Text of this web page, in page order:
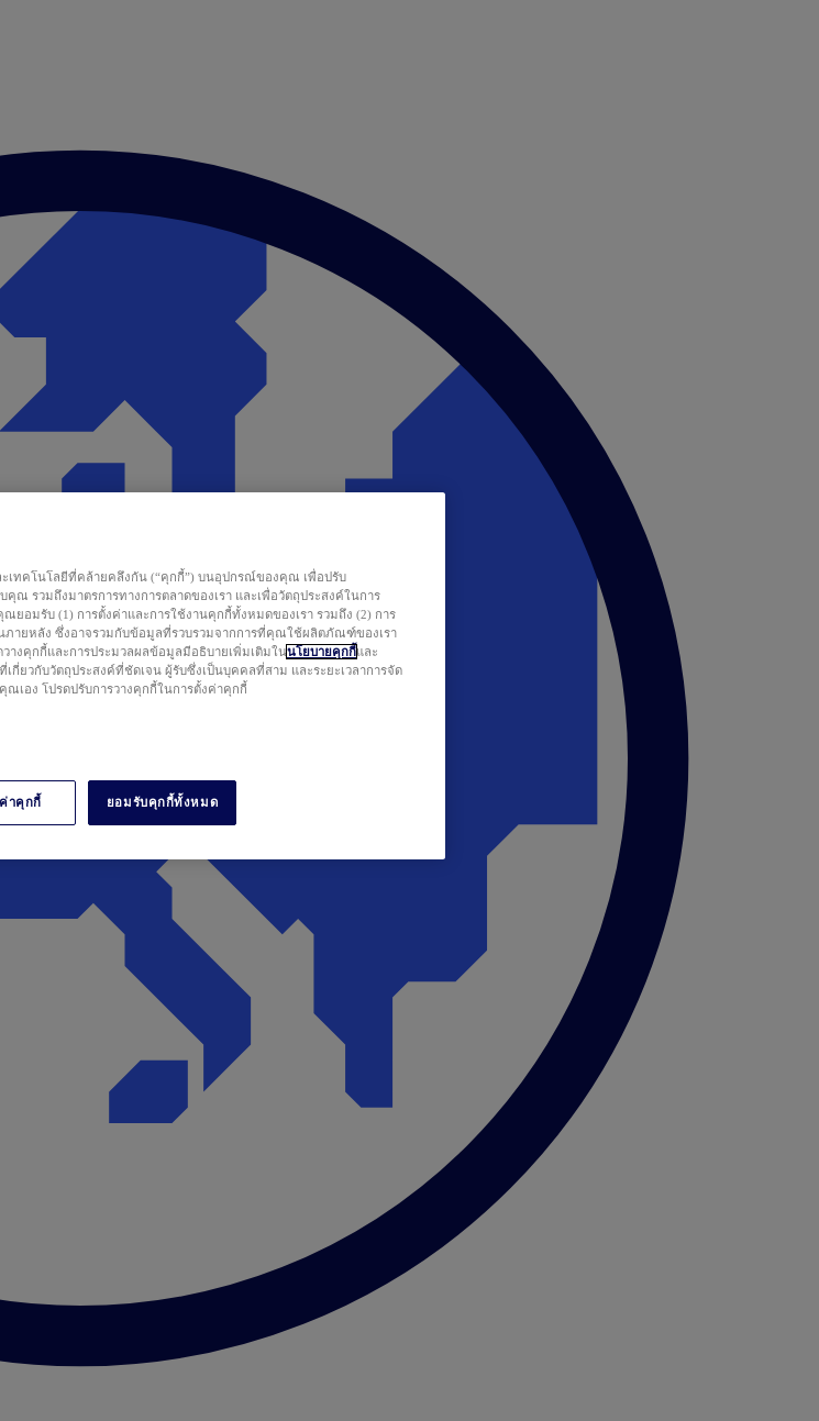
ะเทคโนโลยีที่คล้ายคลึงกัน (“คุกกี้”) บนอุปกรณ์ของคุณ เพื่อปรับ
ณ รวมถึงมาตรการทางการตลาดของเรา และเพื่อวัตถุประสงค์ในการ
ณยอมรับ (1) การตั้งค่าและการใช้งานคุกกี้ทั้งหมดของเรา รวมถึง (2) การ
ภายหลัง ซึ่งอาจรวมกับข้อมูลที่รวบรวมจากการที่คุณใช้ผลิตภัณฑ์ของเรา
างคุกกี้และการประมวลผลข้อมูลมีอธิบายเพิ่มเติมในนโยบายคุกกี้และ
เกี่ยวกับวัตถุประสงค์ที่ชัดเจน ผู้รับซึ่งเป็นบุคคลที่สาม และระยะเวลาการจัด
เอง โปรดปรับการวางคุกกี้ในการตั้งค่าคุกกี้
าคุกกี้ ยอมรับคุกกี้ทั้งหมด